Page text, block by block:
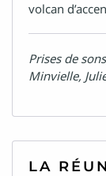
volcan
Prises de
Minvielle,
LA